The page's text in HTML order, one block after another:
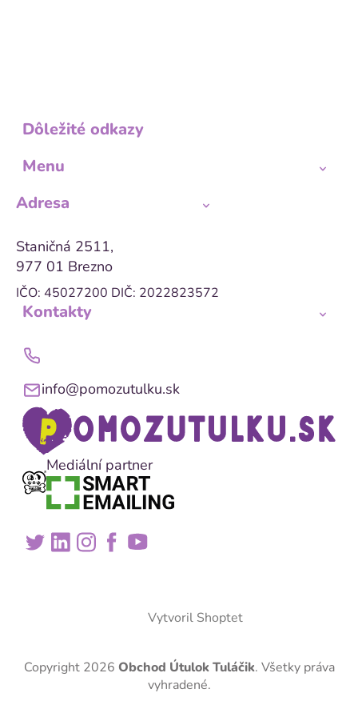
Dôležité odkazy
Menu
Adresa
Staničná 2511,
977 01 Brezno
IČO: 45027200 DIČ: 2022823572
Kontakty
info@pomozutulku.sk
Mediální partner
Vytvoril Shoptet
Copyright 2026 Obchod Útulok Tuláčik. Všetky práva
vyhradené.